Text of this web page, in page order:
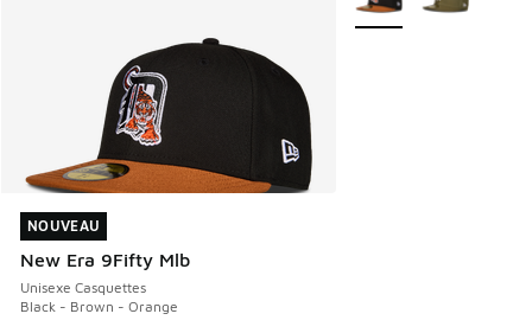
NOUVEAU
New Era 9Fifty Mlb
Unisexe Casquettes
Black - Brown - Orange
NOUVEAU